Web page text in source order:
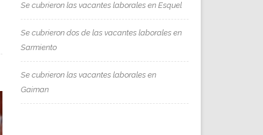
Se cubrieron las vacantes laborales en Esquel
Se cubrieron dos de las vacantes laborales en
Sarmiento
Se cubrieron las vacantes laborales en
Gaiman